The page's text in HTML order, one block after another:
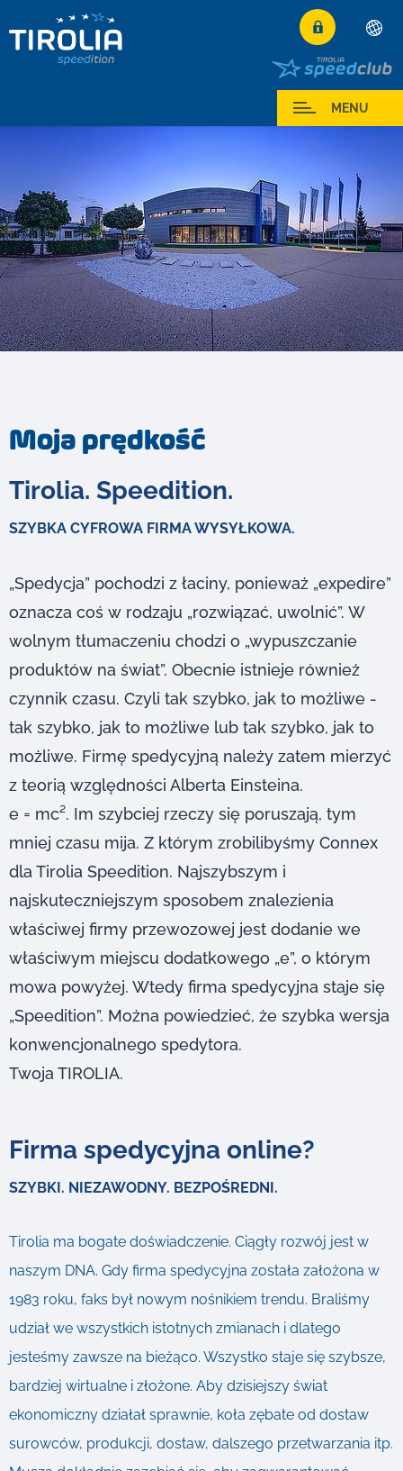
Deutsch
English
Français
Español
Polski
Česky
Magyar
Hrvatski
Română
MENU
Moja prędkość
Tirolia. Speedition.
SZYBKA CYFROWA FIRMA WYSYŁKOWA.
„Spedycja” pochodzi z łaciny, ponieważ „expedire”
oznacza coś w rodzaju „rozwiązać, uwolnić”. W
wolnym tłumaczeniu chodzi o „wypuszczanie
produktów na świat”. Obecnie istnieje również
czynnik czasu. Czyli tak szybko, jak to możliwe -
tak szybko, jak to możliwe lub tak szybko, jak to
możliwe. Firmę spedycyjną należy zatem mierzyć
z teorią względności Alberta Einsteina.
e = mc². Im szybciej rzeczy się poruszają, tym
mniej czasu mija. Z którym zrobilibyśmy Connex
dla Tirolia Speedition. Najszybszym i
najskuteczniejszym sposobem znalezienia
właściwej firmy przewozowej jest dodanie we
właściwym miejscu dodatkowego „e”, o którym
mowa powyżej. Wtedy firma spedycyjna staje się
„Speedition”. Można powiedzieć, że szybka wersja
konwencjonalnego spedytora.
Twoja TIROLIA.
Firma spedycyjna online?
SZYBKI. NIEZAWODNY. BEZPOŚREDNI.
Tirolia ma bogate doświadczenie. Ciągły rozwój jest w
naszym DNA. Gdy firma spedycyjna została założona w
1983 roku, faks był nowym nośnikiem trendu. Braliśmy
udział we wszystkich istotnych zmianach i dlatego
jesteśmy zawsze na bieżąco. Wszystko staje się szybsze,
bardziej wirtualne i złożone. Aby dzisiejszy świat
ekonomiczny działał sprawnie, koła zębate od dostaw
surowców, produkcji, dostaw, dalszego przetwarzania itp.